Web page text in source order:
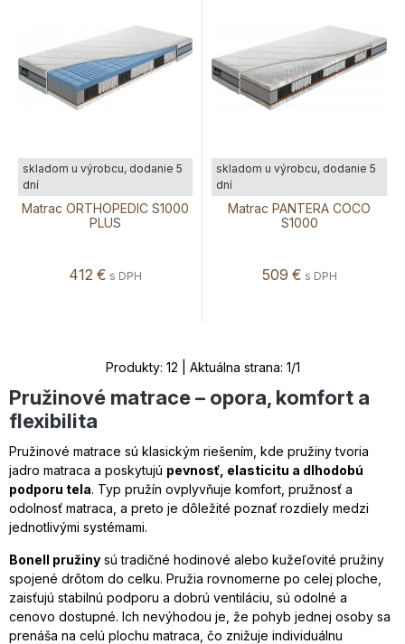
Matrac ORTHOPEDIC S1000
PLUS
skladom u výrobcu, dodanie 5
dní
412 € s DPH
Matrac PANTERA COCO
S1000
skladom u výrobcu, dodanie 5
dní
509 € s DPH
Produkty: 12 | Aktuálna strana: 1/1
Pružinové matrace – opora, komfort a
flexibilita
Pružinové matrace sú klasickým riešením, kde pružiny tvoria
jadro matraca a poskytujú pevnosť, elasticitu a dlhodobú
podporu tela. Typ pružín ovplyvňuje komfort, pružnosť a
odolnosť matraca, a preto je dôležité poznať rozdiely medzi
jednotlivými systémami.
Bonell pružiny sú tradičné hodinové alebo kužeľovité pružiny
spojené drôtom do celku. Pružia rovnomerne po celej ploche,
zaisťujú stabilnú podporu a dobrú ventiláciu, sú odolné a
cenovo dostupné. Ich nevýhodou je, že pohyb jednej osoby sa
prenáša na celú plochu matraca, čo znižuje individuálnu